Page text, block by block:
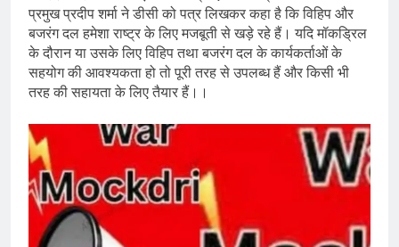
प्रमुख प्रदीप शर्मा ने डीसी को पत्र लिखकर कहा है कि विहिप और
बजरंग दल हमेशा राष्ट्र के लिए मजबूती से खड़े रहे हैं। यदि मॉकड्रिल
के दौरान या उसके लिए विहिप तथा बजरंग दल के कार्यकर्ताओं के
सहयोग की आवश्यकता हो तो पूरी तरह से उपलब्ध हैं और किसी भी
तरह की सहायता के लिए तैयार हैं।।